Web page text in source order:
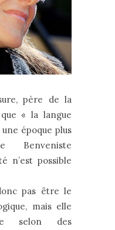
père de la
« la langue
époque plus
Benveniste
n’est possible
pas être le
mais elle
selon des